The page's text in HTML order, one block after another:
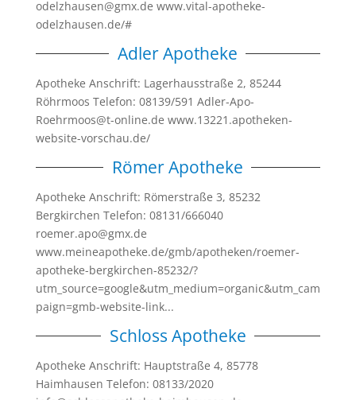
odelzhausen@gmx.de www.vital-apotheke-
odelzhausen.de/#
Adler Apotheke
Apotheke Anschrift: Lagerhausstraße 2, 85244
Röhrmoos Telefon: 08139/591 Adler-Apo-
Roehrmoos@t-online.de www.13221.apotheken-
website-vorschau.de/
Römer Apotheke
Apotheke Anschrift: Römerstraße 3, 85232
Bergkirchen Telefon: 08131/666040
roemer.apo@gmx.de
www.meineapotheke.de/gmb/apotheken/roemer-
apotheke-bergkirchen-85232/?
utm_source=google&utm_medium=organic&utm_cam
paign=gmb-website-link...
Schloss Apotheke
Apotheke Anschrift: Hauptstraße 4, 85778
Haimhausen Telefon: 08133/2020